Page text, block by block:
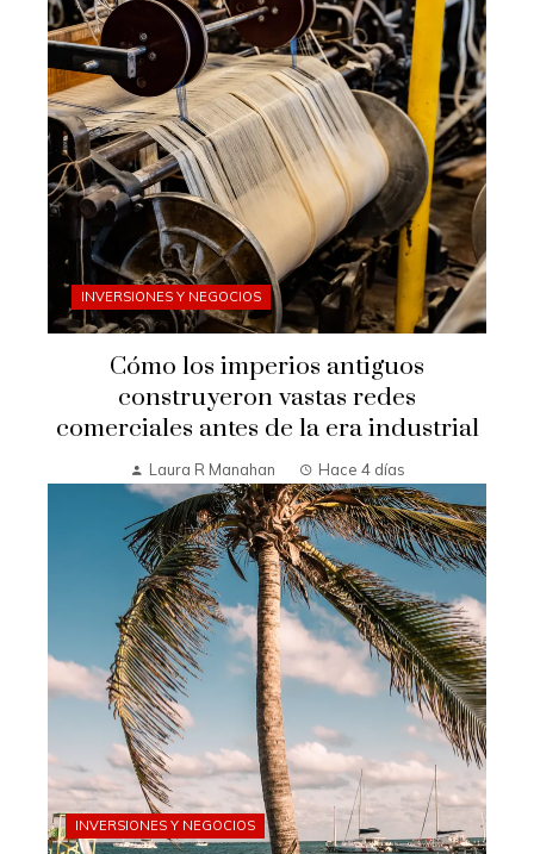
INVERSIONES Y NEGOCIOS
Cómo los imperios antiguos
construyeron vastas redes
comerciales antes de la era industrial
Laura R Manahan Hace 4 días
INVERSIONES Y NEGOCIOS